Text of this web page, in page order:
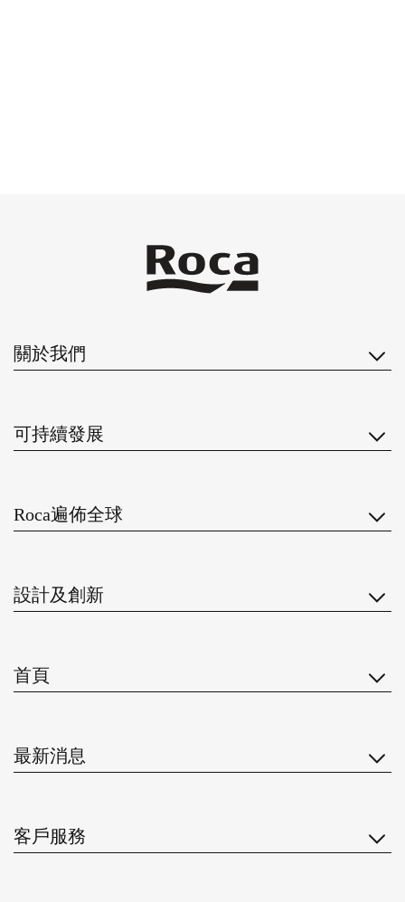
關於我們
可持續發展
Roca遍佈全球
設計及創新
首頁
最新消息
客戶服務